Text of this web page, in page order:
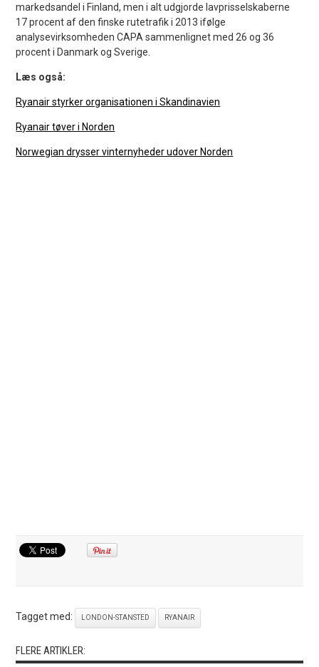
markedsandel i Finland, men i alt udgjorde lavprisselskaberne
17 procent af den finske rutetrafik i 2013 ifølge
analysevirksomheden CAPA sammenlignet med 26 og 36
procent i Danmark og Sverige.
Læs også:
Ryanair styrker organisationen i Skandinavien
Ryanair tøver i Norden
Norwegian drysser vinternyheder udover Norden
Tagget med: LONDON-STANSTED RYANAIR
FLERE ARTIKLER: